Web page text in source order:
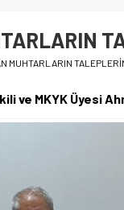
ÇATIDAN
MUHTARLARIN
ve MKYK Üyesi